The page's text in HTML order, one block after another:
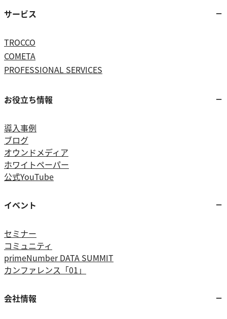
サービス
TROCCO
COMETA
PROFESSIONAL SERVICES
お役立ち情報
導入事例
ブログ
オウンドメディア
ホワイトペーパー
公式YouTube
イベント
セミナー
コミュニティ
primeNumber DATA SUMMIT
カンファレンス「01」
会社情報